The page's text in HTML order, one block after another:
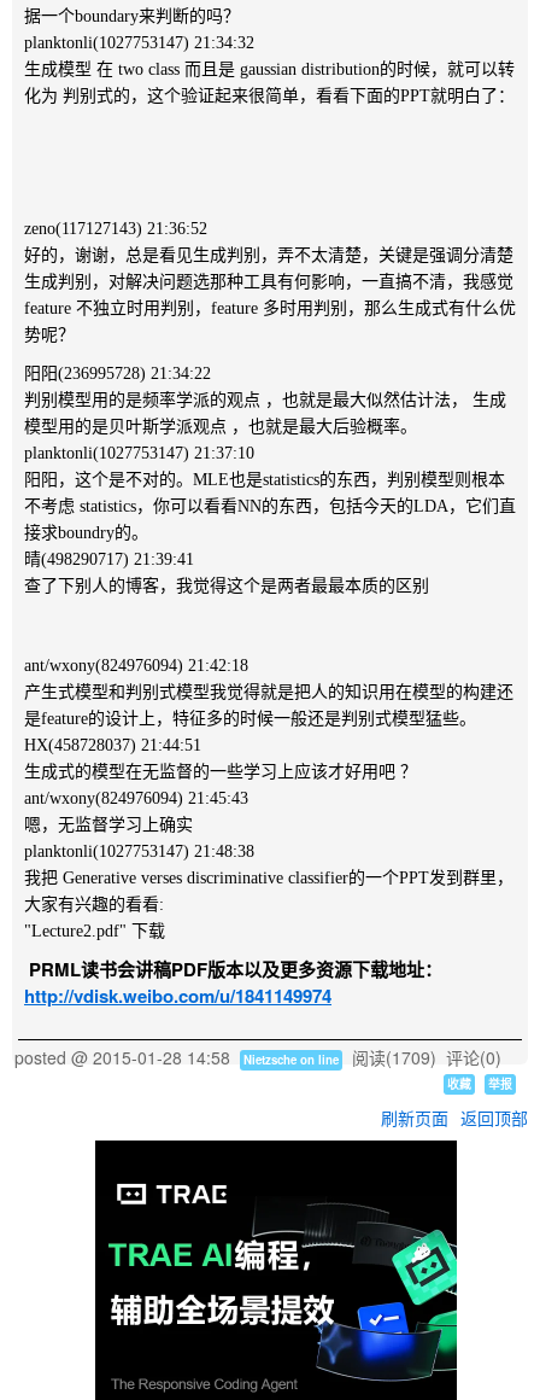
据一个boundary来判断的吗？
planktonli(1027753147) 21:34:32
生成模型 在 two class 而且是 gaussian distribution的时候，就可以转
化为 判别式的，这个验证起来很简单，看看下面的PPT就明白了：
zeno(117127143) 21:36:52
好的，谢谢，总是看见生成判别，弄不太清楚，关键是强调分清楚
生成判别，对解决问题选那种工具有何影响，一直搞不清，我感觉
feature 不独立时用判别，feature 多时用判别，那么生成式有什么优
势呢？
阳阳(236995728) 21:34:22
判别模型用的是频率学派的观点 ，也就是最大似然估计法， 生成
模型用的是贝叶斯学派观点 ，也就是最大后验概率。
planktonli(1027753147) 21:37:10
阳阳，这个是不对的。MLE也是statistics的东西，判别模型则根本
不考虑 statistics，你可以看看NN的东西，包括今天的LDA，它们直
接求boundry的。
晴(498290717) 21:39:41
查了下别人的博客，我觉得这个是两者最最本质的区别
ant/wxony(824976094) 21:42:18
产生式模型和判别式模型我觉得就是把人的知识用在模型的构建还
是feature的设计上，特征多的时候一般还是判别式模型猛些。
HX(458728037) 21:44:51
生成式的模型在无监督的一些学习上应该才好用吧 ？
ant/wxony(824976094) 21:45:43
嗯，无监督学习上确实
planktonli(1027753147) 21:48:38
我把 Generative verses discriminative classifier的一个PPT发到群里，
大家有兴趣的看看:
"Lecture2.pdf" 下载
PRML读书会讲稿PDF版本以及更多资源下载地址：
http://vdisk.weibo.com/u/1841149974
posted @ 2015-01-28 14:58 Nietzsche on line 阅读(1709) 评论(0)
收藏 举报
刷新页面 返回顶部